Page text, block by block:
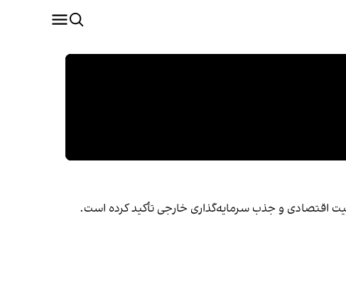
اقتصادی و جذب سرمایه‌گذاری خارجی تأکید کرده است.